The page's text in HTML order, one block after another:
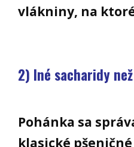
vlákniny, na
2) Iné sacharidy
Pohánka sa
klasické